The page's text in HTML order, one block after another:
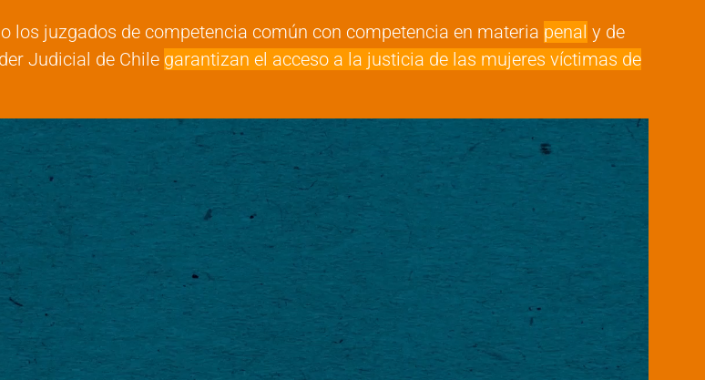
los juzgados de competencia común con competencia en materia penal y de
Judicial de Chile garantizan el acceso a la justicia de las mujeres víctimas de